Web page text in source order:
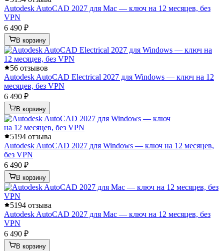
Autodesk AutoCAD 2027 для Mac — ключ на 12 месяцев, без
VPN
6 490 ₽
В корзину
56 отзывов
Autodesk AutoCAD Electrical 2027 для Windows — ключ на 12
месяцев, без VPN
6 490 ₽
В корзину
5194 отзыва
Autodesk AutoCAD 2027 для Windows — ключ на 12 месяцев,
без VPN
6 490 ₽
В корзину
5194 отзыва
Autodesk AutoCAD 2027 для Mac — ключ на 12 месяцев, без
VPN
6 490 ₽
В корзину